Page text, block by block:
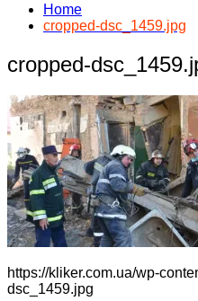
Home
cropped-dsc_1459.jpg
cropped-
https://kliker.com.ua/wp-
dsc_1459.jpg